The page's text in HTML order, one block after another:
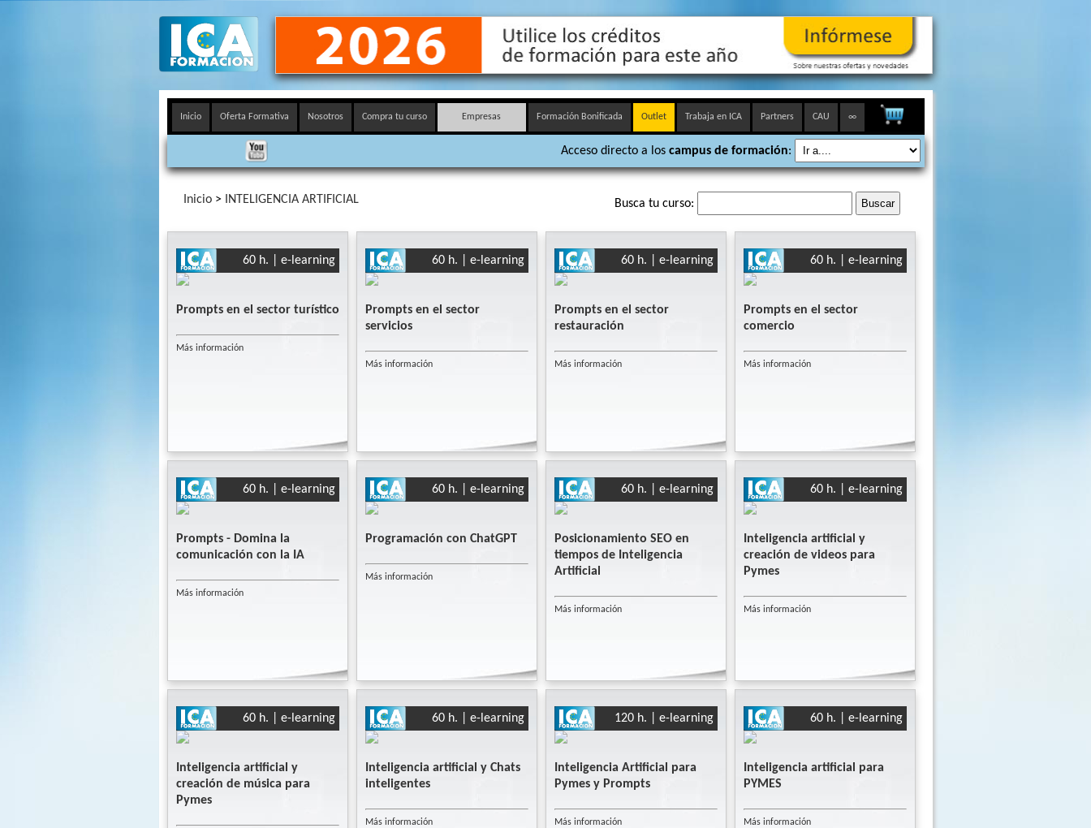
Inicio Oferta Formativa Nosotros Compra tu curso Empresas Formación Bonificada Outlet Trabaja en ICA Partners CAU ∞
Acceso directo a los campus de formación:
Inicio> INTELIGENCIA ARTIFICIAL Busca tu curso:
60 h. | e-learning
Prompts en el sector turístico
Más información
60 h. | e-learning
Prompts en el sector
servicios
Más información
60 h. | e-learning
Prompts en el sector
restauración
Más información
60 h. | e-learning
Prompts en el sector
comercio
Más información
60 h. | e-learning
Prompts - Domina la
comunicación con la IA
Más información
60 h. | e-learning
Programación con ChatGPT
Más información
60 h. | e-learning
Posicionamiento SEO en
tiempos de Inteligencia
Artificial
Más información
60 h. | e-learning
Inteligencia artificial y
creación de videos para
Pymes
Más información
60 h. | e-learning
Inteligencia artificial y
creación de música para
Pymes
60 h. | e-learning
Inteligencia artificial y Chats
inteligentes
Más información
120 h. | e-learning
Inteligencia Artificial para
Pymes y Prompts
Más información
60 h. | e-learning
Inteligencia artificial para
PYMES
Más información